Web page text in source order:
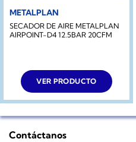
METALPLAN
SECADOR DE AIRE METALPLAN
AIRPOINT-D4 12.5BAR 20CFM
VER PRODUCTO
Contáctanos